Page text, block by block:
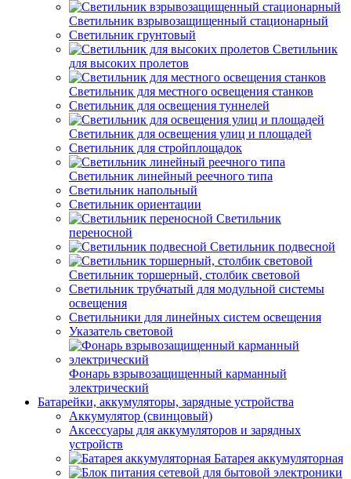
Светильник взрывозащищенный стационарный
Светильник грунтовый
Светильник
для высоких пролетов
Светильник для местного освещения станков
Светильник для освещения туннелей
Светильник для освещения улиц и площадей
Светильник для стройплощадок
Светильник линейный реечного типа
Светильник напольный
Светильник ориентации
Светильник
переносной
Светильник подвесной
Светильник торшерный, столбик световой
Светильник трубчатый для модульной системы
освещения
Светильники для линейных систем освещения
Указатель световой
Фонарь взрывозащищенный карманный
электрический
Батарейки, аккумуляторы, зарядные устройства
Аккумулятор (свинцовый)
Аксессуары для аккумуляторов и зарядных
устройств
Батарея аккумуляторная